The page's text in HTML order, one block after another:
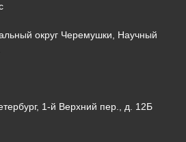
округ Черемушки, Научный
1-й Верхний пер., д. 12Б